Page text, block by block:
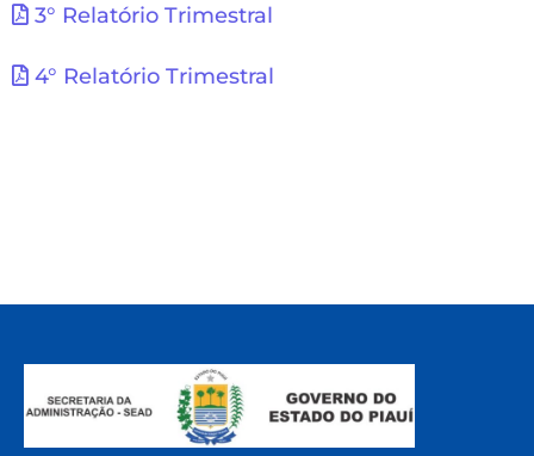
3° Relatório Trimestral
4° Relatório Trimestral